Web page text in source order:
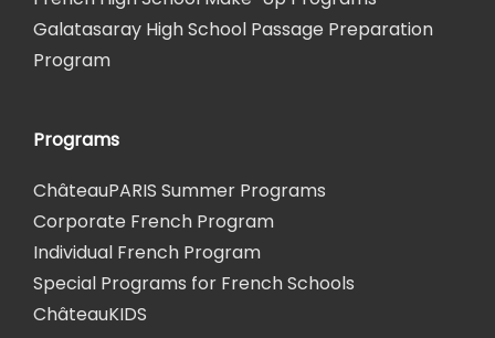
Galatasaray High School Passage Preparation
Program
Programs
ChâteauPARIS Summer Programs
Corporate French Program
Individual French Program
Special Programs for French Schools
ChâteauKIDS